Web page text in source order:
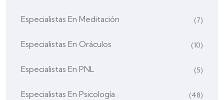
Especialistas En Meditación (7)
Especialistas En Oráculos (10)
Especialistas En PNL (5)
Especialistas En Psicología (48)